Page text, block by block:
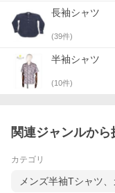
長袖シャツ
(39件)
半袖シャツ
(10件)
関連ジャンルから
カテゴリ
メンズ半袖Tシャツ